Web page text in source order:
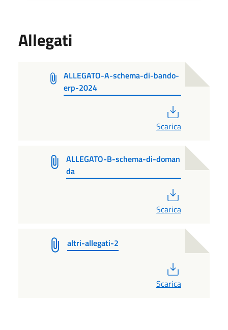
Allegati
ALLEGATO-A-schema-di-bando-
erp-2024
Scarica
ALLEGATO-B-schema-di-doman
da
Scarica
altri-allegati-2
Scarica